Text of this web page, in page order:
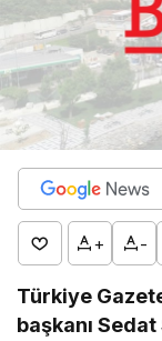
+ -
Türkiye
başkanı Sedat